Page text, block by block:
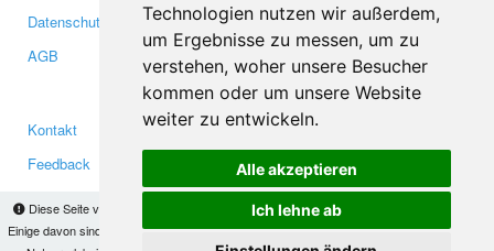
Technologien nutzen wir außerdem,
um Ergebnisse zu messen, um zu
verstehen, woher unsere Besucher
kommen oder um unsere Website
weiter zu entwickeln.
Alle akzeptieren
Ich lehne ab
Diese Seite verwendet Cookies, um Informationen auf Ihrem Computer zu speichern.
Einige davon sind notwendig, damit unsere Seite funktioniert, andere helfen uns dabei, das
Datenschutzerklärung
AGB
Investoren
Medien
Kontakt
Feedback
Facebook
Twitter
YouTube
Google+